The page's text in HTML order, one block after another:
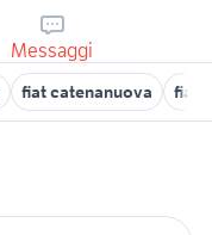
Messaggi
fiat catenanuova fiat